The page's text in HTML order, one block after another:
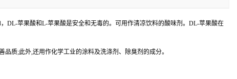
DL-苹果酸和L-苹果酸是安全和无毒的。可用作清凉饮料的酸味剂。DL-苹果酸在
质;此外,还用作化学工业的涂料及洗涤剂、除臭剂的成分。